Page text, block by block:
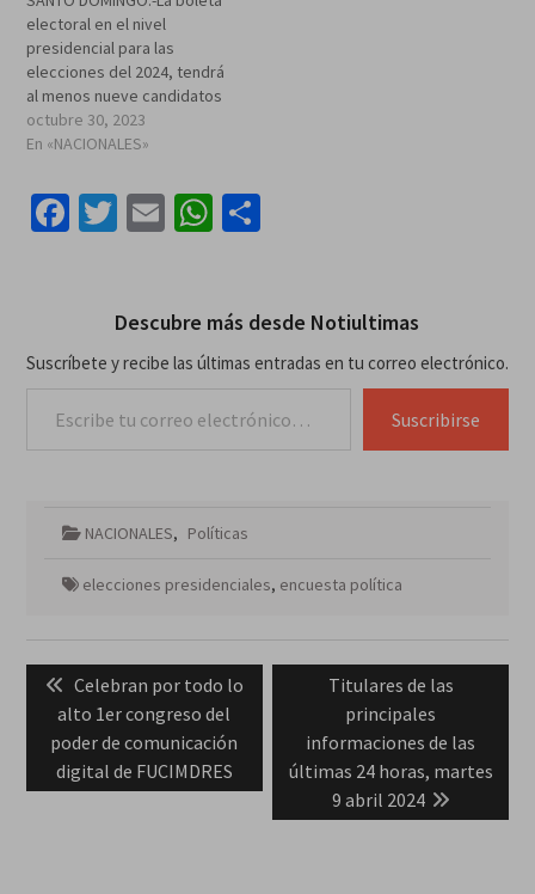
electoral en el nivel
presidencial para las
elecciones del 2024, tendrá
al menos nueve candidatos
presidenciales. Una cantidad
superior a la de las
se presentaron seis
candidatos y las del 2016
que tuvo ocho. Además de
octubre 30, 2023
En «NACIONALES»
Facebook
Twitter
EmailWhatsApp
Compartir
Descubre más desde Notiultimas
Suscríbete y recibe las últimas entradas en tu correo electrónico.
Suscribirse
NACIONALES, Políticas
elecciones presidenciales, encuesta política
de
entradas
Previous
post:
Celebran por todo lo
alto 1er congreso del
poder de comunicación
digital de FUCIMDRES
Next
post:
Titulares de las
principales
informaciones de las
últimas 24 horas, martes
9 abril 2024